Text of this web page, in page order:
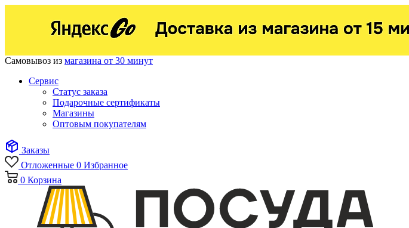
Самовывоз из магазина от 30 минут
Сервис
Статус заказа
Подарочные сертификаты
Магазины
Оптовым покупателям
Заказы
Отложенные 0 Избранное
0 Корзина